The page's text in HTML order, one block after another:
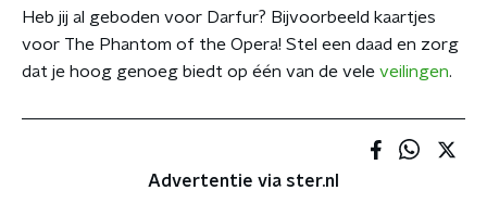
Heb jij al geboden voor Darfur? Bijvoorbeeld kaartjes
voor The Phantom of the Opera! Stel een daad en zorg
dat je hoog genoeg biedt op één van de vele veilingen.
Advertentie via ster.nl